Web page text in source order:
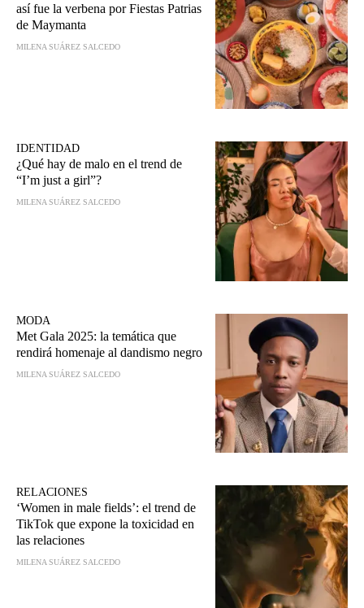
así fue la verbena por Fiestas Patrias
de Maymanta
MILENA SUÁREZ SALCEDO
IDENTIDAD
¿Qué hay de malo en el trend de
“I’m just a girl”?
MILENA SUÁREZ SALCEDO
MODA
Met Gala 2025: la temática que
rendirá homenaje al dandismo negro
MILENA SUÁREZ SALCEDO
RELACIONES
‘Women in male fields’: el trend de
TikTok que expone la toxicidad en
las relaciones
MILENA SUÁREZ SALCEDO